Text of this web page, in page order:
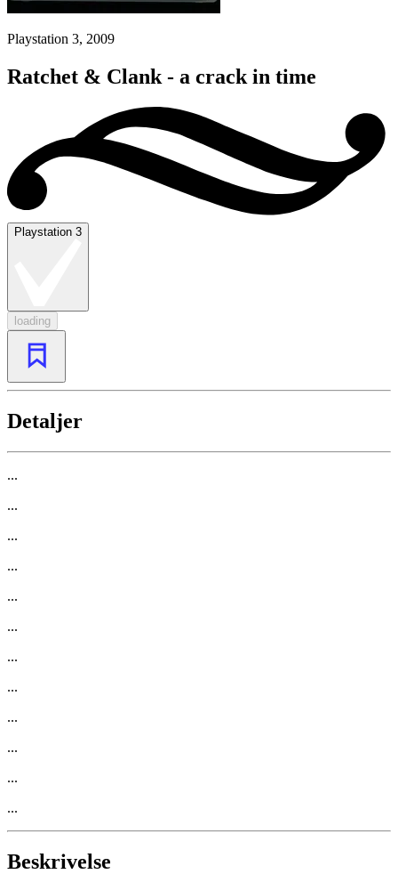
Playstation 3, 2009
Ratchet & Clank - a crack in time
Playstation 3
loading
Detaljer
...
...
...
...
...
...
...
...
...
...
...
...
Beskrivelse